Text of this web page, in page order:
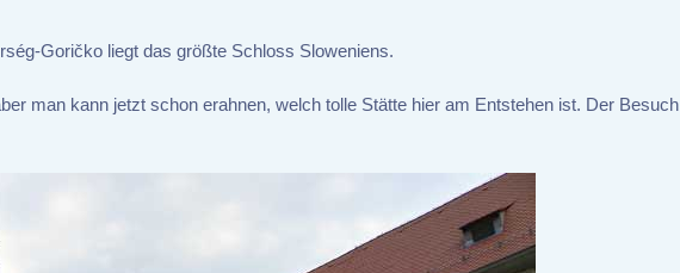
Goričko liegt das größte Schloss Sloweniens.
man kann jetzt schon erahnen, welch tolle Stätte hier am Entstehen ist. Der Besuch